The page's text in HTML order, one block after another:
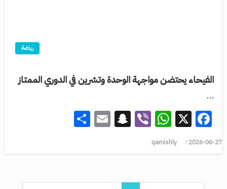
رياضة
الفيحاء يحتضن مواجهة الوحدة وتشرين في الدوري الممتاز
…
Facebook
X
WhatsApp
Viber
Snapchat
Email
2026-06-27
qamishly